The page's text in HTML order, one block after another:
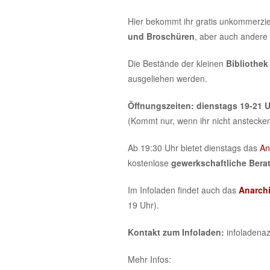
Hier bekommt ihr gratis
und Broschüren, aber auch
Die Bestände der kleinen Bibliothek
ausgeliehen werden.
Öffnungszeiten: dienstags 19-21
(Kommt nur, wenn ihr nicht
Ab 19:30 Uhr bietet dienstags das
kostenlose gewerkschaftliche
Im Infoladen findet auch das
19 Uhr).
Kontakt zum Infoladen:
Mehr Infos: